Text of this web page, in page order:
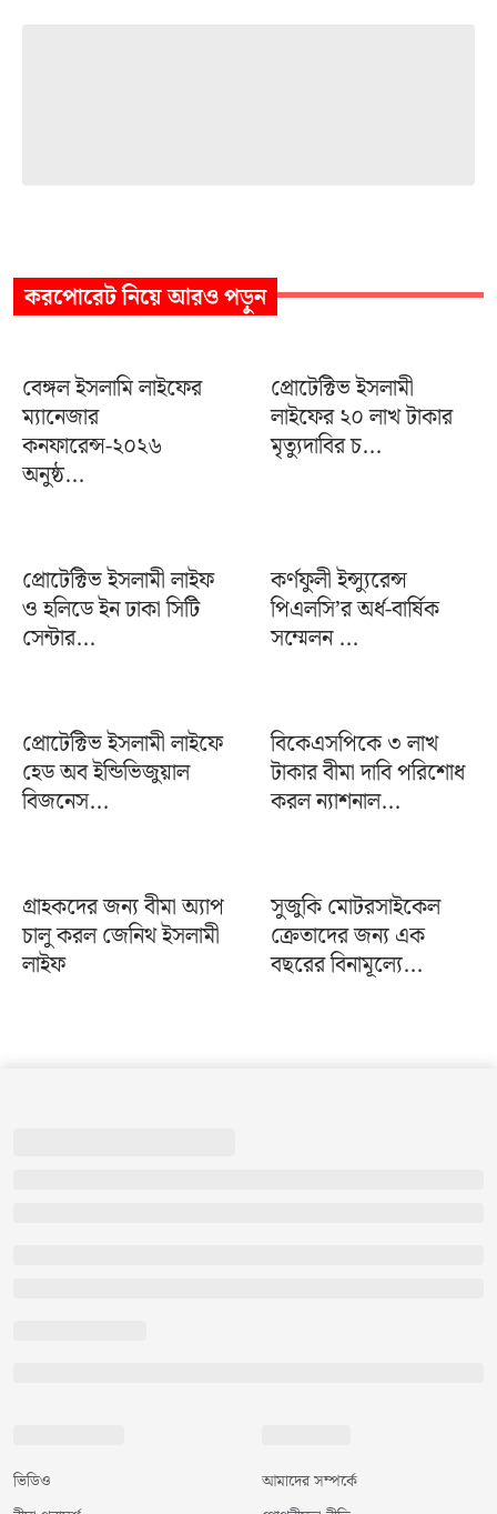
করপোরেটনিয়ে আরও পড়ুন
বেঙ্গল ইসলামি লাইফের
ম্যানেজার
কনফারেন্স-২০২৬
অনুষ্ঠ...
প্রোটেক্টিভ ইসলামী
লাইফের ২০ লাখ টাকার
মৃত্যুদাবির চ...
প্রোটেক্টিভ ইসলামী লাইফ
ও হলিডে ইন ঢাকা সিটি
সেন্টার...
কর্ণফুলী ইন্স্যুরেন্স
পিএলসি’র অর্ধ-বার্ষিক
সম্মেলন ...
প্রোটেক্টিভ ইসলামী লাইফে
হেড অব ইন্ডিভিজুয়াল
বিজনেস...
বিকেএসপিকে ৩ লাখ
টাকার বীমা দাবি পরিশোধ
করল ন্যাশনাল...
গ্রাহকদের জন্য বীমা অ্যাপ
চালু করল জেনিথ ইসলামী
লাইফ
সুজুকি মোটরসাইকেল
ক্রেতাদের জন্য এক
বছরের বিনামূল্যে...
ভিডিও
আমাদের সম্পর্কে